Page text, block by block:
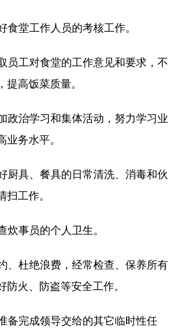
食堂工作人员的考核工作。
员工对食堂的工作意见和要求，不
提高饭菜质量。
政治学习和集体活动，努力学习业
业务水平。
厨具、餐具的日常清洗、消毒和伙
扫工作。
炊事员的个人卫生。
、杜绝浪费，经常检查、保养所有
防火、防盗等安全工作。
备完成领导交给的其它临时性任